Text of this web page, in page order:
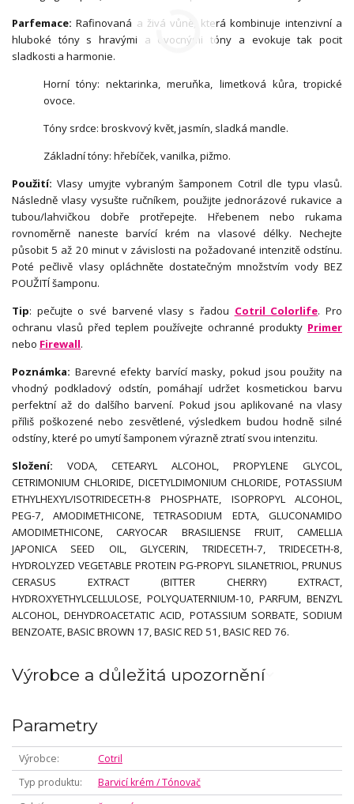
Parfemace:Rafinovaná a živá vůně, která kombinuje intenzivní a
hluboké tóny s hravými a ovocnými tóny a evokuje tak pocit
sladkosti a harmonie.
Horní tóny: nektarinka, meruňka, limetková kůra, tropické
ovoce.
Tóny srdce: broskvový květ, jasmín, sladká mandle.
Základní tóny: hřebíček, vanilka, pižmo.
Použití: Vlasy umyjte vybraným šamponem Cotril dle typu vlasů.
Následně vlasy vysušte ručníkem, použijte jednorázové rukavice a
tubou/lahvičkou dobře protřepejte. Hřebenem nebo rukama
rovnoměrně naneste barvící krém na vlasové délky. Nechejte
působit 5 až 20 minut v závislosti na požadované intenzitě odstínu.
Poté pečlivě vlasy opláchněte dostatečným množstvím vody BEZ
POUŽITÍ šamponu.
Tip: pečujte o své barvené vlasy s řadou Cotril Colorlife. Pro
ochranu vlasů před teplem používejte ochranné produkty Primer
nebo Firewall.
Poznámka: Barevné efekty barvící masky, pokud jsou použity na
vhodný podkladový odstín, pomáhají udržet kosmetickou barvu
perfektní až do dalšího barvení. Pokud jsou aplikované na vlasy
příliš poškozené nebo zesvětlené, výsledkem budou hodně silné
odstíny, které po umytí šamponem výrazně ztratí svou intenzitu.
Složení: VODA, CETEARYL ALCOHOL, PROPYLENE GLYCOL,
CETRIMONIUM CHLORIDE, DICETYLDIMONIUM CHLORIDE, POTASSIUM
ETHYLHEXYL/ISOTRIDECETH-8 PHOSPHATE, ISOPROPYL ALCOHOL,
PEG-7, AMODIMETHICONE, TETRASODIUM EDTA, GLUCONAMIDO
AMODIMETHICONE, CARYOCAR BRASILIENSE FRUIT, CAMELLIA
JAPONICA SEED OIL, GLYCERIN, TRIDECETH-7, TRIDECETH-8,
HYDROLYZED VEGETABLE PROTEIN PG-PROPYL SILANETRIOL, PRUNUS
CERASUS EXTRACT (BITTER CHERRY) EXTRACT,
HYDROXYETHYLCELLULOSE, POLYQUATERNIUM-10, PARFUM, BENZYL
ALCOHOL, DEHYDROACETATIC ACID, POTASSIUM SORBATE, SODIUM
BENZOATE, BASIC BROWN 17, BASIC RED 51, BASIC RED 76.
Výrobce a důležitá upozornění
Parametry
Výrobce
Cotril
Typ produktu
Barvicí krém / Tónovač